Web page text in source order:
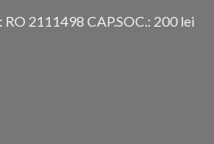
2111498 CAP.SOC.: 200 lei